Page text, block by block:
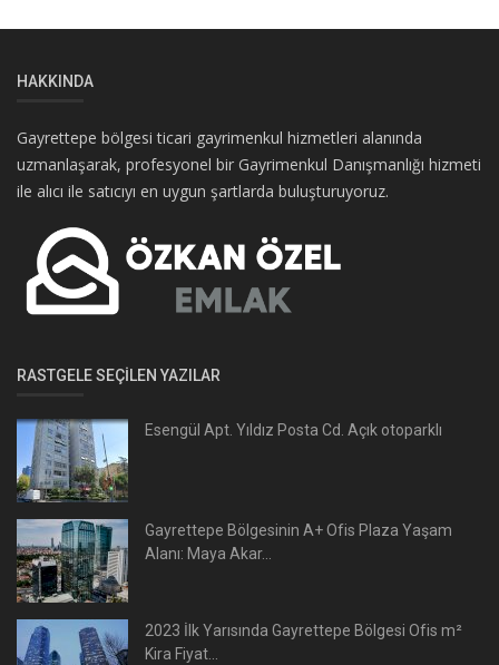
HAKKINDA
Gayrettepe bölgesi ticari gayrimenkul hizmetleri alanında
uzmanlaşarak, profesyonel bir Gayrimenkul Danışmanlığı hizmeti
ile alıcı ile satıcıyı en uygun şartlarda buluşturuyoruz.
RASTGELE SEÇILEN YAZILAR
Esengül Apt. Yıldız Posta Cd. Açık otoparklı
Gayrettepe Bölgesinin A+ Ofis Plaza Yaşam
Alanı: Maya Akar...
2023 İlk Yarısında Gayrettepe Bölgesi Ofis m²
Kira Fiyat...